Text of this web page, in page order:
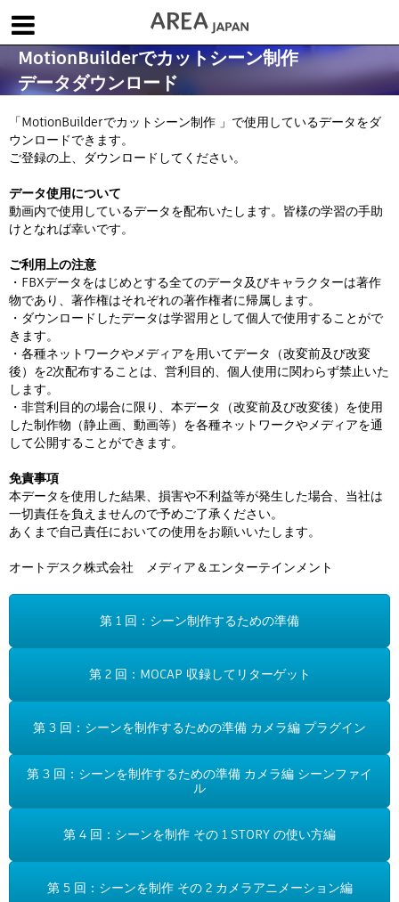
学生向け無償版
About us | フォーラム | お問合せ | メールマガジン
コラム チュートリアル
ムービー
Movies
イベント
Events
プロダクト
Products
注目のキーワード
インディー版
3DCGとは
ゲーム開発
建築・製造
アニメ
教育機関・学生
Flow Production Tracking（旧ShotGrid）
Flow Studio
MotionBuilderでカットシーン制作
データダウンロード
「MotionBuilderでカットシーン制作 」で使用しているデータをダ
ウンロードできます。
ご登録の上、ダウンロードしてください。
データ使用について
動画内で使用しているデータを配布いたします。皆様の学習の手助
けとなれば幸いです。
ご利用上の注意
・FBXデータをはじめとする全てのデータ及びキャラクターは著作
物であり、著作権はそれぞれの著作権者に帰属します。
・ダウンロードしたデータは学習用として個人で使用することがで
きます。
・各種ネットワークやメディアを用いてデータ（改変前及び改変
後）を2次配布することは、営利目的、個人使用に関わらず禁止いた
します。
・非営利目的の場合に限り、本データ（改変前及び改変後）を使用
した制作物（静止画、動画等）を各種ネットワークやメディアを通
して公開することができます。
免責事項
本データを使用した結果、損害や不利益等が発生した場合、当社は
一切責任を負えませんので予めご了承ください。
あくまで自己責任においての使用をお願いいたします。
オートデスク株式会社 メディア＆エンターテインメント
第 1 回：シーン制作するための準備
第 2 回：MOCAP 収録してリターゲット
第 3 回：シーンを制作するための準備 カメラ編 プラグイン
第 3 回：シーンを制作するための準備 カメラ編 シーンファイ
ル
第 4 回：シーンを制作 その 1 STORY の使い方編
第 5 回：シーンを制作 その 2 カメラアニメーション編